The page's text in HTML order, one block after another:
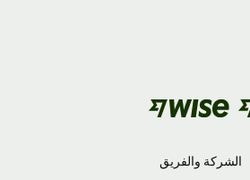
الشركة والفريق